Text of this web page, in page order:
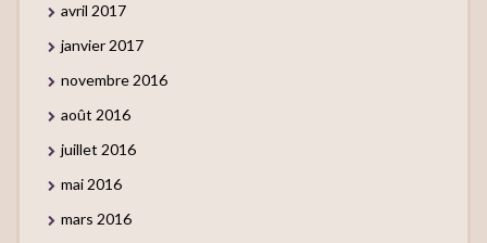
avril 2017
janvier 2017
novembre 2016
août 2016
juillet 2016
mai 2016
mars 2016